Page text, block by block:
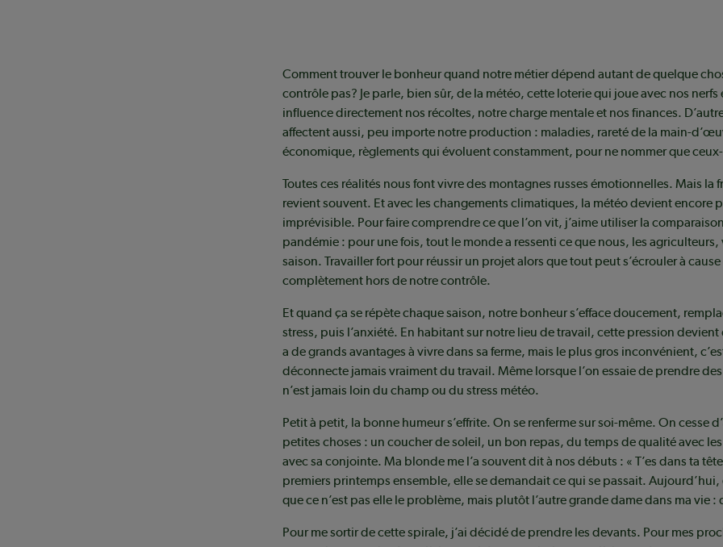
Comment trouver le bonheur quand notre métier dépend autant de quelque
contrôle pas? Je parle, bien sûr, de la météo, cette loterie qui joue avec nos nerfs
influence directement nos récoltes, notre charge mentale et nos finances.
affectent aussi, peu importe notre production : maladies, rareté de la main-
économique, règlements qui évoluent constamment, pour ne nommer que
Toutes ces réalités nous font vivre des montagnes russes émotionnelles. Mais la
revient souvent. Et avec les changements climatiques, la météo devient encore
imprévisible. Pour faire comprendre ce que l’on vit, j’aime utiliser la
pandémie : pour une fois, tout le monde a ressenti ce que nous, les
saison. Travailler fort pour réussir un projet alors que tout peut s’écrouler à cause
complètement hors de notre contrôle.
Et quand ça se répète chaque saison, notre bonheur s’efface doucement,
stress, puis l’anxiété. En habitant sur notre lieu de travail, cette pression
a de grands avantages à vivre dans sa ferme, mais le plus gros inconvénient,
déconnecte jamais vraiment du travail. Même lorsque l’on essaie de prendre
n’est jamais loin du champ ou du stress météo.
Petit à petit, la bonne humeur s’effrite. On se renferme sur soi-même. On cesse
petites choses : un coucher de soleil, un bon repas, du temps de qualité avec
avec sa conjointe. Ma blonde me l’a souvent dit à nos débuts : « T’es dans ta tête
premiers printemps ensemble, elle se demandait ce qui se passait.
que ce n’est pas elle le problème, mais plutôt l’autre grande dame dans ma vie :
Pour me sortir de cette spirale, j’ai décidé de prendre les devants. Pour mes